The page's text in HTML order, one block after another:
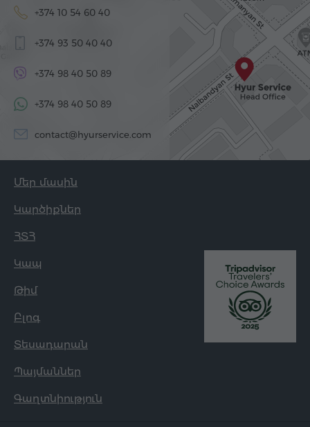
+374 10 54 60 40
+374 93 50 40 40
+374 98 40 50 89
+374 98 40 50 89
contact@hyurservice.com
Մեր մասին
Կարծիքներ
ՀՏՀ
Կապ
Թիմ
Բլոգ
Տեսադարան
Պայմաններ
Գաղտնիություն